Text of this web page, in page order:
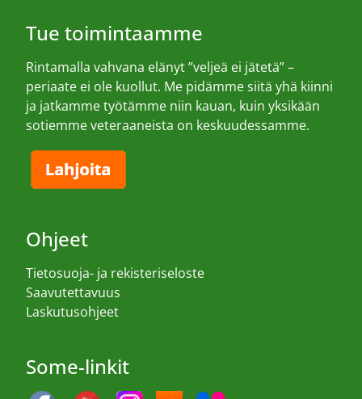
Tue toimintaamme
Rintamalla vahvana elänyt ”veljeä ei jätetä” –
periaate ei ole kuollut. Me pidämme siitä yhä kiinni
ja jatkamme työtämme niin kauan, kuin yksikään
sotiemme veteraaneista on keskuudessamme.
Ohjeet
Tietosuoja- ja rekisteriseloste
Saavutettavuus
Laskutusohjeet
Some-linkit